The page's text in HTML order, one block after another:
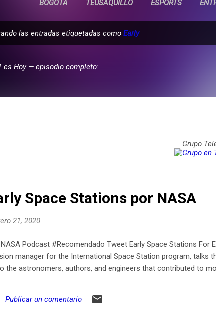
BOGOTÁ TEUSAQUILLO ESPORTS
las entradas etiquetadas como Early
es Hoy — episodio completo:
Grupo
Space Stations por NASA
21, 2020
Podcast #Recomendado Tweet Early Space Stations For
manager for the International Space Station program,
the astronomers, authors, and engineers that contributed to
Publicar un comentario